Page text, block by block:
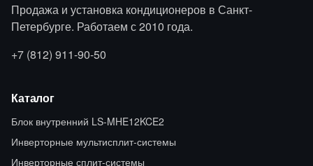
Продажа и установка кондиционеров в Санкт-
Петербурге. Работаем с 2010 года.
+7 (812) 911-90-50
Каталог
Блок внутренний LS-MHE12KCE2
Инверторные мультисплит-системы
Инверторные сплит-системы